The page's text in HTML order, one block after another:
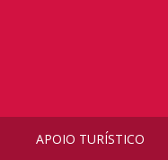
APOIO TURÍSTICO